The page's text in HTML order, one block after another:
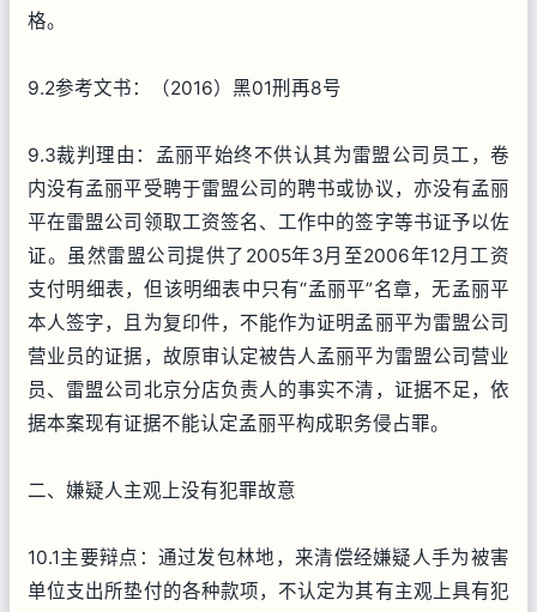
格。
9.2参考文书：（2016）黑01刑再8号
9.3裁判理由：孟丽平始终不供认其为雷盟公司员工，卷
内没有孟丽平受聘于雷盟公司的聘书或协议，亦没有孟丽
平在雷盟公司领取工资签名、工作中的签字等书证予以佐
证。虽然雷盟公司提供了2005年3月至2006年12月工资
支付明细表，但该明细表中只有“孟丽平”名章，无孟丽平
本人签字，且为复印件，不能作为证明孟丽平为雷盟公司
营业员的证据，故原审认定被告人孟丽平为雷盟公司营业
员、雷盟公司北京分店负责人的事实不清，证据不足，依
据本案现有证据不能认定孟丽平构成职务侵占罪。
二、嫌疑人主观上没有犯罪故意
10.1主要辩点：通过发包林地，来清偿经嫌疑人手为被害
单位支出所垫付的各种款项，不认定为其有主观上具有犯